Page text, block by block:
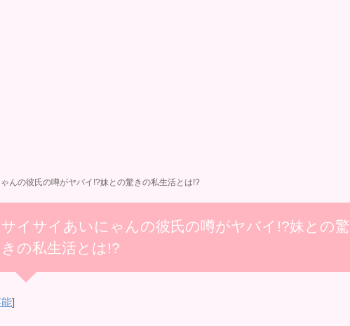
んの彼氏の噂がヤバイ!?妹との驚きの私生活とは!?
サイサイあいにゃんの彼氏の噂がヤバイ!?妹との驚
きの私生活とは!?
]